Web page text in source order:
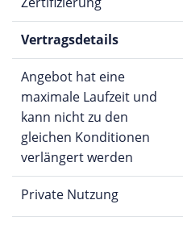
Vertragsdetails
Angebot hat eine
maximale Laufzeit und
kann nicht zu den
gleichen Konditionen
verlängert werden
Private Nutzung